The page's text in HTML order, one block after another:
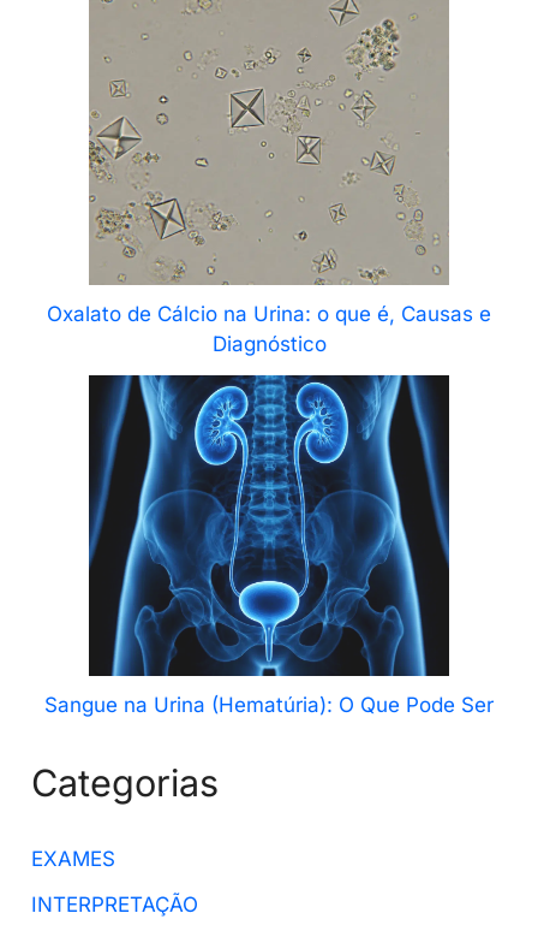
Oxalato de Cálcio na Urina: o que é, Causas e
Diagnóstico
Sangue na Urina (Hematúria): O Que Pode Ser
Categorias
EXAMES
INTERPRETAÇÃO